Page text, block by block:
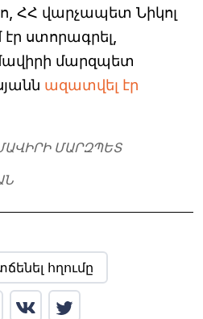
ՀՀ վարչապետ Նիկոլ
էր ստորագրել,
մարզպետ
ազատվել էր
ՄԱՐԶՊԵՏ
հղումը